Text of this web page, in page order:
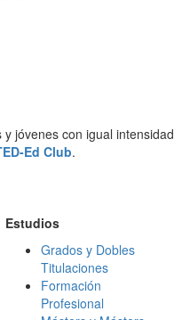
jóvenes con igual
Ed Club.
Estudios
Grados y Dobles
Titulaciones
Formación
Profesional